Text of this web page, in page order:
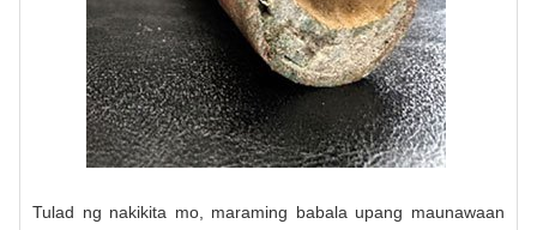
Tulad ng nakikita mo, maraming babala upang maunawaan